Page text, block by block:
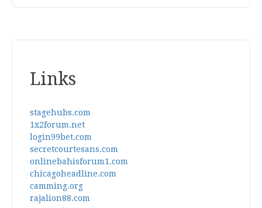
Links
stagehubs.com
1x2forum.net
login99bet.com
secretcourtesans.com
onlinebahisforum1.com
chicagoheadline.com
camming.org
rajalion88.com